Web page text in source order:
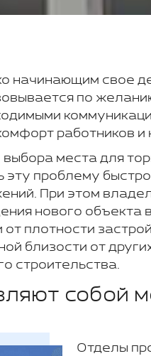
начинающим свое
по
работников и
места для
проблему
При этом
нового
плотности
близости от
строительства.
собой
Отделы